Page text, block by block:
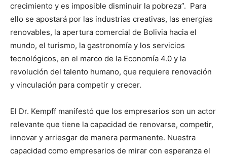
crecimiento y es imposible disminuir la pobreza”. Para
ello se apostará por las industrias creativas, las energías
renovables, la apertura comercial de Bolivia hacia el
mundo, el turismo, la gastronomía y los servicios
tecnológicos, en el marco de la Economía 4.0 y la
revolución del talento humano, que requiere renovación
y vinculación para competir y crecer.
El Dr. Kempff manifestó que los empresarios son un actor
relevante que tiene la capacidad de renovarse, competir,
innovar y arriesgar de manera permanente. Nuestra
capacidad como empresarios de mirar con esperanza el